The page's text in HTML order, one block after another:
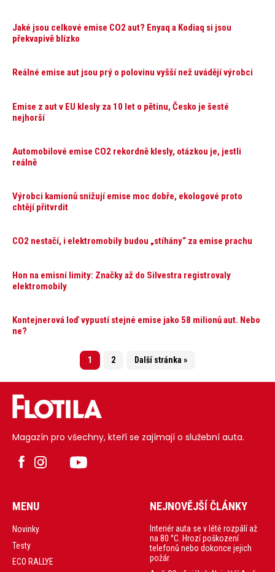
Jaké jsou celkové emise CO2 aut? Enyaq a Kodiaq si jsou
překvapivě blízko
Reálné emise aut jsou prý o polovinu vyšší než uvádějí výrobci
Emise z aut v EU klesly za 10 let o pětinu, Česko je šesté
nejhorší
Automobilové emise CO2 rekordně klesly, otázkou je, jestli
reálně
Výrobci kamionů snižují emise moc dobře, ekologové proto
chtějí přitvrdit
CO2 nestačí, i elektromobily budou „stíhány“ za emise prachu
Hon na emisní limity: Značky až do Silvestra registrovaly
elektromobily
Kontejnerová loď vypustí stejné emise jako 58 milionů aut. Nebo
ne?
1 2 Další stránka »
Magazín pro všechny, kteří se zajímají o služební auta.
MENU
Novinky
Testy
ECO RALLYE
NEJNOVĚJŠÍ ČLÁNKY
Interiér auta se v létě rozpálí až
na 80 °C. Hrozí poškození
telefonů nebo dokonce jejich
požár